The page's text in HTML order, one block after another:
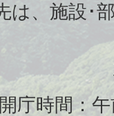
は、施設･
庁時間：